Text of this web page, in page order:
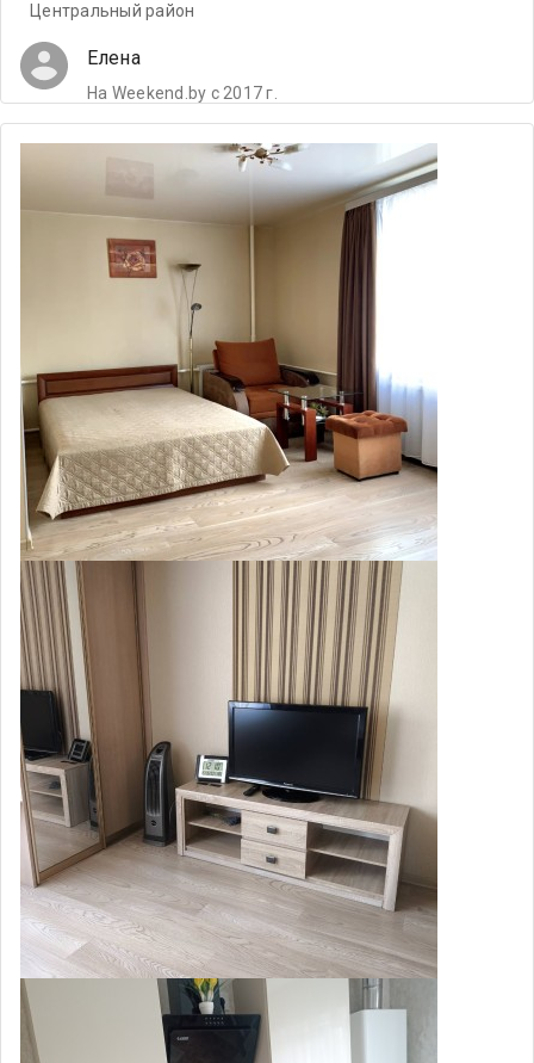
Центральный район
Елена
На Weekend.by с 2017 г.